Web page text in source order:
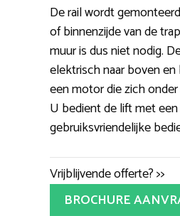
De rail wordt
of binnenzijde van de
muur is dus niet nodig.
elektrisch naar boven
een motor die zich
U bedient de lift met
gebruiksvriendelijke
Vrijblijvende offerte? >>
BROCHURE